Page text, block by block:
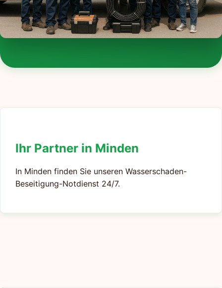
Ihr Partner in Minden
In Minden finden Sie unseren Wasserschaden-
Beseitigung-Notdienst 24/7.